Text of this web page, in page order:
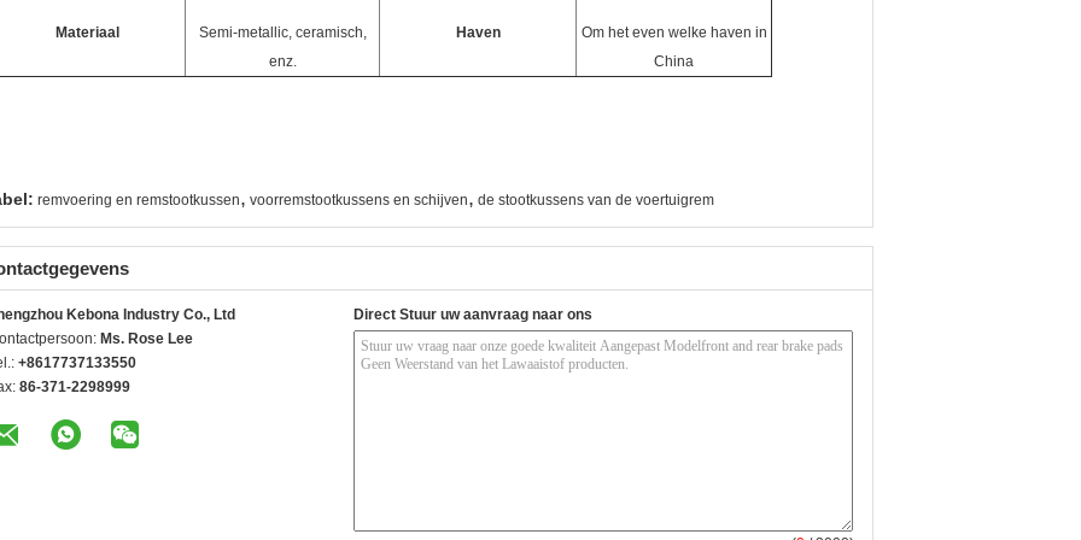
Materiaal
Semi-metallic, ceramisch,
enz.
Haven
Om het even welke haven in
China
remvoering en remstootkussen, voorremstootkussens en schijven, de stootkussens van de voertuigrem
Kebona Industry Co., Ltd
Ms. Rose Lee
+8617737133550
86-371-2298999
Direct Stuur uw aanvraag naar ons